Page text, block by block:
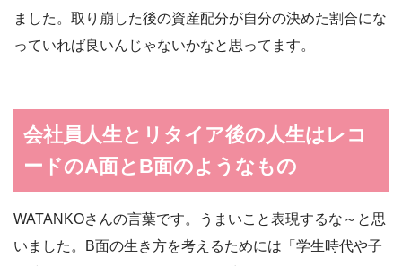
ました。取り崩した後の資産配分が自分の決めた割合にな
っていれば良いんじゃないかなと思ってます。
会社員人生とリタイア後の人生はレコ
ードのA面とB面のようなもの
WATANKOさんの言葉です。うまいこと表現するな～と思
いました。B面の生き方を考えるためには「学生時代や子